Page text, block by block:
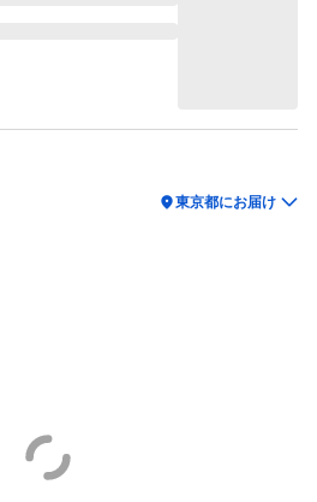
location_on東京都にお届け